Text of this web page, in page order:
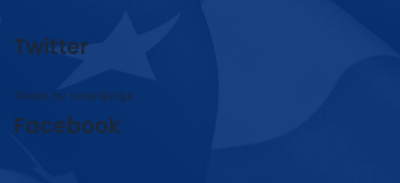
Twitter
Tweets by omar4judge
Facebook